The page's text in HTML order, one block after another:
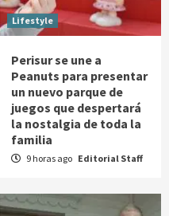
Lifestyle
Perisur se une a
Peanuts para presentar
un nuevo parque de
juegos que despertará
la nostalgia de toda la
familia
9 horas ago Editorial Staff